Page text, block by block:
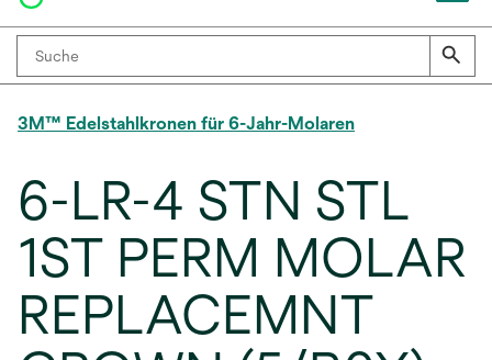
3M™ Edelstahlkronen für 6-Jahr-Molaren
6-LR-4 STN STL
1ST PERM MOLAR
REPLACEMNT